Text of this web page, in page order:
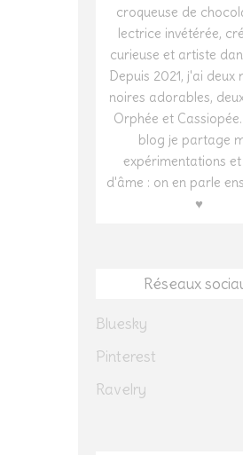
croqueuse de
lectrice invétérée,
curieuse et artiste
Depuis 2021, j'ai deux
noires adorables,
Orphée et
blog je partage
expérimentations
d'âme : on en parle
♥
Réseaux
Bluesky
Pinterest
Ravelry